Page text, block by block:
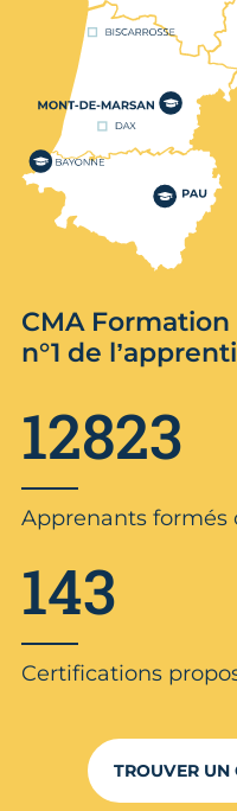
CMA
n°1 de
12823
Apprenants formés
143
Certifications
TROUVER UN